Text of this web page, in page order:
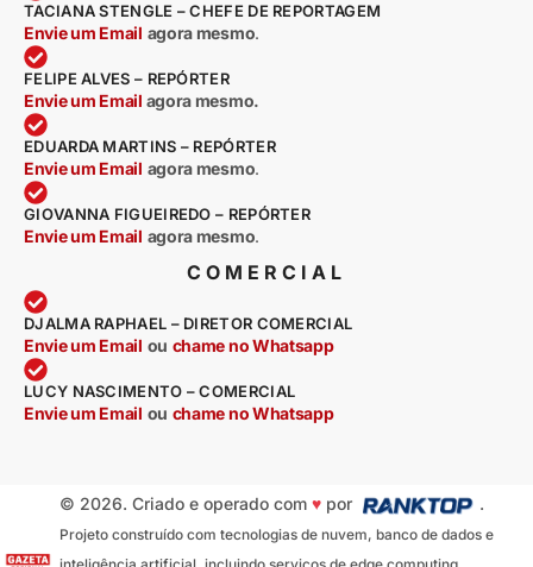
TACIANA STENGLE – CHEFE DE REPORTAGEM
Envie um Email agora mesmo.
FELIPE ALVES – REPÓRTER
Envie um Email agora mesmo.
EDUARDA MARTINS – REPÓRTER
Envie um Email agora mesmo.
GIOVANNA FIGUEIREDO – REPÓRTER
Envie um Email agora mesmo.
COMERCIAL
DJALMA RAPHAEL – DIRETOR COMERCIAL
Envie um Email ou chame no Whatsapp
LUCY NASCIMENTO – COMERCIAL
Envie um Email ou chame no Whatsapp
© 2026. Criado e operado com ♥por .
Projeto construído com tecnologias de nuvem, banco de dados e